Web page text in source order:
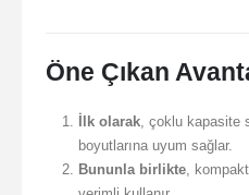
Öne Çıkan
İlk olarak, çoklu kapasite
boyutlarına uyum sağlar.
Bununla birlikte, kompakt